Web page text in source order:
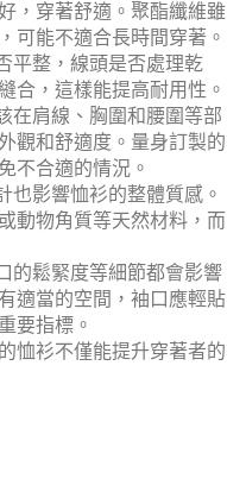
，穿著舒適。聚酯纖維雖
可能不適合長時間穿著。
平整，線頭是否處理乾
合，這樣能提高耐用性。
在肩線、胸圍和腰圍等部
觀和舒適度。量身訂製的
不合適的情況。
也影響恤衫的整體質感。
動物角質等天然材料，而
的鬆緊度等細節都會影響
適當的空間，袖口應輕貼
要指標。
恤衫不僅能提升穿著者的